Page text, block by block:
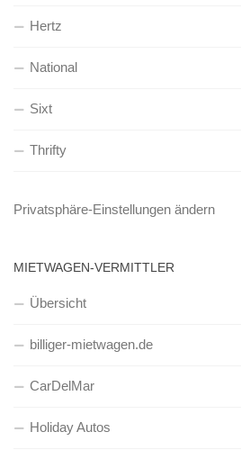
Hertz
National
Sixt
Thrifty
Privatsphäre-Einstellungen ändern
MIETWAGEN-VERMITTLER
Übersicht
billiger-mietwagen.de
CarDelMar
Holiday Autos